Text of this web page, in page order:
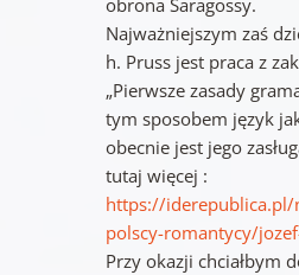
obrona Saragossy.
Najważniejszym zaś
h. Pruss jest praca z
„Pierwsze zasady
tym sposobem język
obecnie jest jego
tutaj więcej :
https://
polscy-romantycy/
Przy okazji chciałbym